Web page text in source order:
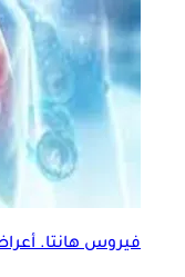
فيروس هانتا.